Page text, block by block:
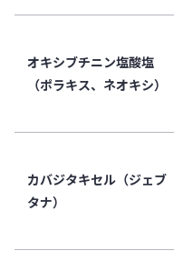
オキシブチニン塩酸塩
（ポラキス、ネオキシ）
カバジタキセル（ジェブ
タナ）